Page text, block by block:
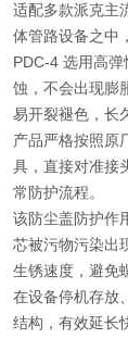
适配多款派克主
体管路设备之中
PDC-4 选用高
蚀，不会出现膨
易开裂褪色，长
产品严格按照原
具，直接对准接
常防护流程。
该防尘盖防护作
芯被污物污染出
生锈速度，避免
在设备停机存放
结构，有效延长